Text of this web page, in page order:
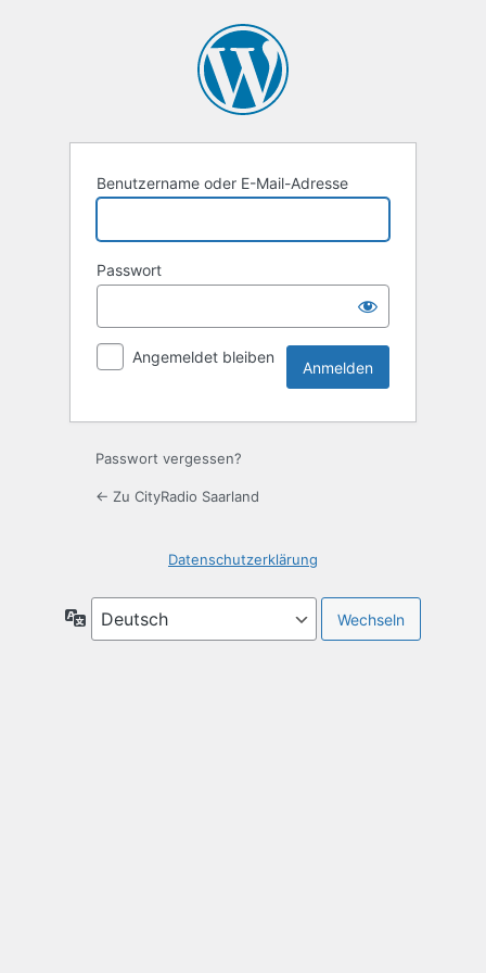
Benutzername oder E-Mail-Adresse
Passwort
Angemeldet bleiben
Passwort vergessen?
← Zu CityRadio Saarland
Datenschutzerklärung
Sprache